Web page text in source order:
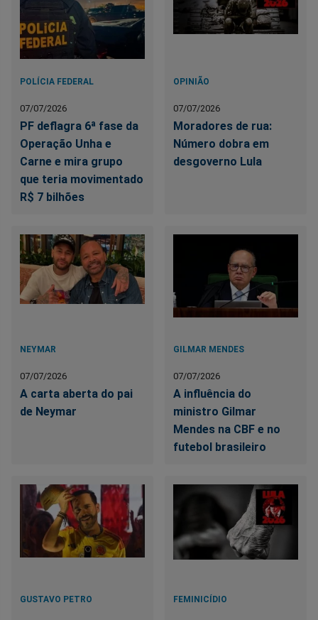
POLÍCIA FEDERAL
07/07/2026
PF deflagra 6ª fase da
Operação Unha e
Carne e mira grupo
que teria movimentado
R$ 7 bilhões
OPINIÃO
07/07/2026
Moradores de rua:
Número dobra em
desgoverno Lula
NEYMAR
07/07/2026
A carta aberta do pai
de Neymar
GILMAR MENDES
07/07/2026
A influência do
ministro Gilmar
Mendes na CBF e no
futebol brasileiro
GUSTAVO PETRO FEMINICÍDIO